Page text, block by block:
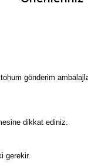
gönderim
dikkat ediniz.
gerekir.